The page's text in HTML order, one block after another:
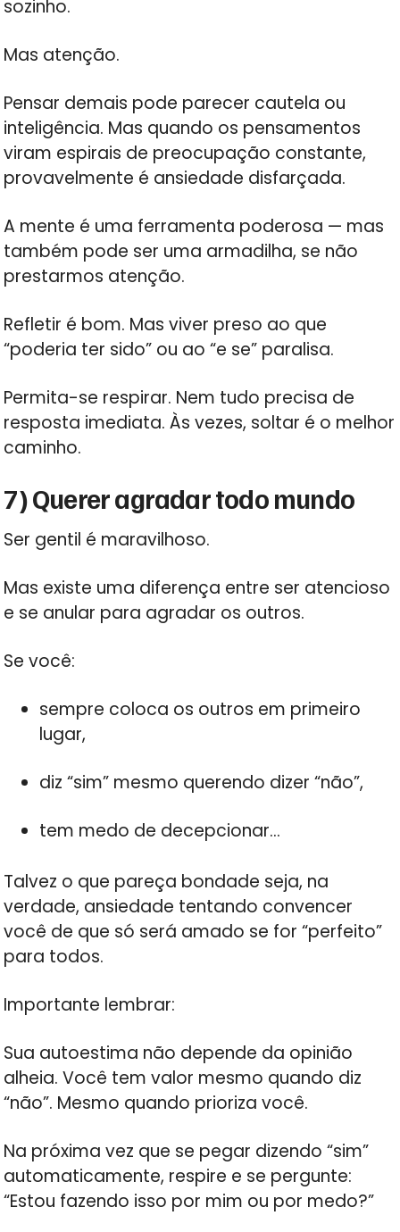
sozinho.
Mas atenção.
Pensar demais pode parecer cautela ou
inteligência. Mas quando os pensamentos
viram espirais de preocupação constante,
provavelmente é ansiedade disfarçada.
A mente é uma ferramenta poderosa — mas
também pode ser uma armadilha, se não
prestarmos atenção.
Refletir é bom. Mas viver preso ao que
“poderia ter sido” ou ao “e se” paralisa.
Permita-se respirar. Nem tudo precisa de
resposta imediata. Às vezes, soltar é o melhor
caminho.
7) Querer agradar todo mundo
Ser gentil é maravilhoso.
Mas existe uma diferença entre ser atencioso
e se anular para agradar os outros.
Se você:
sempre coloca os outros em primeiro
lugar,
diz “sim” mesmo querendo dizer “não”,
tem medo de decepcionar…
Talvez o que pareça bondade seja, na
verdade, ansiedade tentando convencer
você de que só será amado se for “perfeito”
para todos.
Importante lembrar:
Sua autoestima não depende da opinião
alheia. Você tem valor mesmo quando diz
“não”. Mesmo quando prioriza você.
Na próxima vez que se pegar dizendo “sim”
automaticamente, respire e se pergunte:
“Estou fazendo isso por mim ou por medo?”